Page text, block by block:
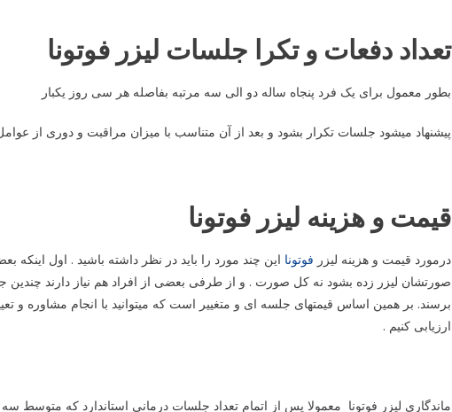
تعداد دفعات و تکرا جلسات لیزر فوتونا
بطور معمول برای یک فرد پنجاه ساله دو الی سه مرتبه بفاصله هر سی روز یکبار
پیشنهاد میشود جلسات تکرار بشود و بعد از آن متناسب با میزان مراقبت و دوری از
قیمت و هزینه لیزر فوتونا
درمورد قیمت و هزینه لیزر فوتونا این چند مورد را باید در نظر داشته باشید . اول اینکه
صورتشان لیزر زده بشود نه کل صورت . و از طرفی بعضی از افراد هم نیاز دارند چندین
برسند. بر همین اساس قیمتهای جلسه ای و متغییر است که میتوانید با انجام مشاوره و
ارزیابی کنیم .
ماندگاری لیزر فوتونا معمولا پس از اتمام تعداد جلسات درمانی استاندارد که